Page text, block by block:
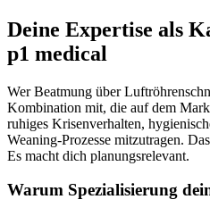
Deine Expertise als
p1 medical
Wer Beatmung über
Kombination mit, die auf dem
ruhiges Krisenverhalten,
Weaning-Prozesse mitzutragen.
Es macht dich planungsrelevant.
Warum Spezialisierung